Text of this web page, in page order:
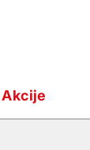
Akcije